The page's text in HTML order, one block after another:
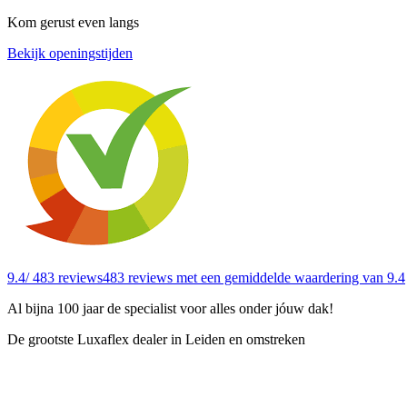
Kom gerust even langs
Bekijk openingstijden
9.4/ 483 reviews483 reviews met een gemiddelde waardering van 9.4
Al bijna 100 jaar de specialist voor alles onder jóuw dak!
De grootste Luxaflex dealer in Leiden en omstreken